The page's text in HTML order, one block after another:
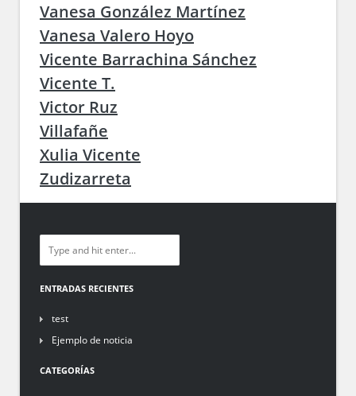
Vanesa González Martínez
Vanesa Valero Hoyo
Vicente Barrachina Sánchez
Vicente T.
Victor Ruz
Villafañe
Xulia Vicente
Zudizarreta
ENTRADAS RECIENTES
test
Ejemplo de noticia
CATEGORÍAS